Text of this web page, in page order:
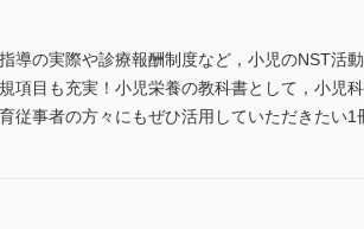
導の実際や診療報酬制度など，小児のNST活
項目も充実！小児栄養の教科書として，小児
事者の方々にもぜひ活用していただきたい1